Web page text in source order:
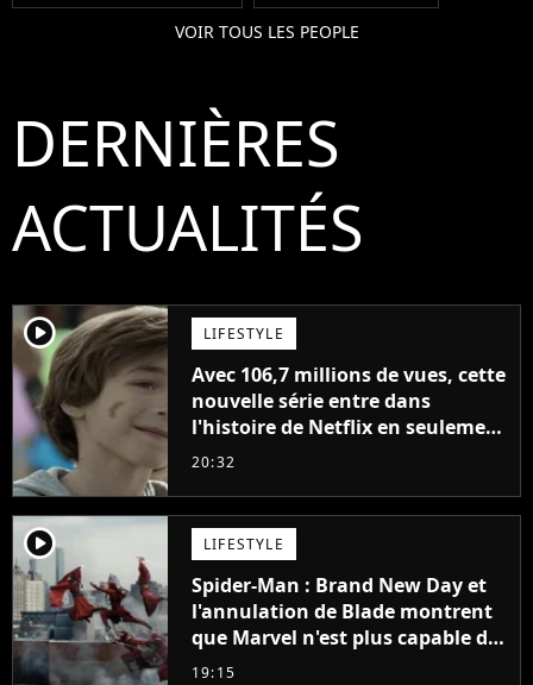
VOIR TOUS LES PEOPLE
DERNIÈRES
ACTUALITÉS
player2 LIFESTYLE
Avec 106,7 millions de vues, cette
nouvelle série entre dans
l'histoire de Netflix en seulement
48 jours
20:32
player2 LIFESTYLE
Spider-Man : Brand New Day et
l'annulation de Blade montrent
que Marvel n'est plus capable de
faire quoi que ce soit de simple
19:15